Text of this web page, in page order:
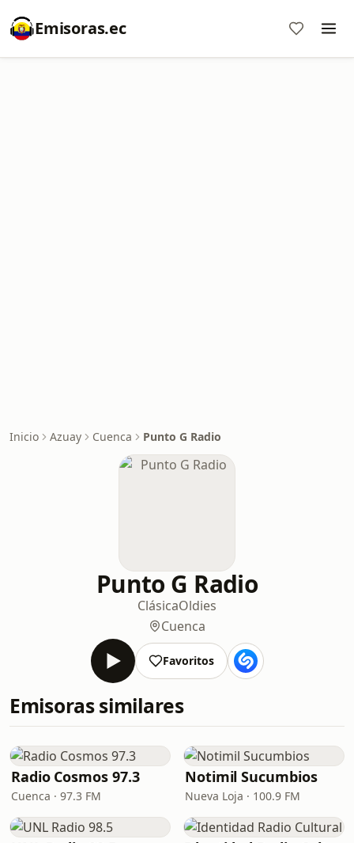
Emisoras.ec
Inicio Azuay Cuenca Punto G Radio
Punto G Radio
ClásicaOldies
Cuenca
Favoritos
Emisoras similares
Radio Cosmos 97.3
Cuenca · 97.3 FM
Notimil Sucumbios
Nueva Loja · 100.9 FM